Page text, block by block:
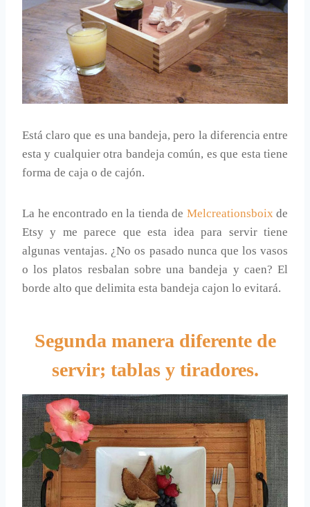
Está claro que es una bandeja, pero la diferencia entre
esta y cualquier otra bandeja común, es que esta tiene
forma de caja o de cajón.
La he encontrado en la tienda de Melcreationsboix de
Etsy y me parece que esta idea para servir tiene
algunas ventajas. ¿No os pasado nunca que los vasos
o los platos resbalan sobre una bandeja y caen? El
borde alto que delimita esta bandeja cajon lo evitará.
Segunda manera diferente de
servir; tablas y tiradores.